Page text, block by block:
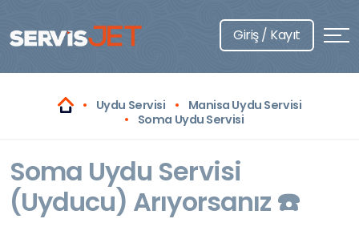
Giriş / Kayıt
Uydu Servisi
Manisa Uydu Servisi
Soma Uydu Servisi
Soma Uydu Servisi
(Uyducu) Arıyorsanız ☎️